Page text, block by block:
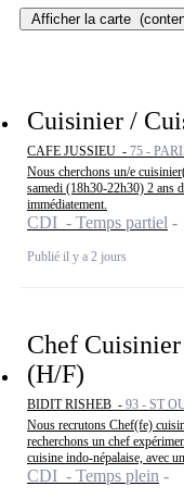
Afficher la carte
Cuisinier /
CAFE JUSSIEU - 75 -
Nous cherchons un/e
samedi (18h30-22h30) 2 ans
immédiatement.
CDI - Temps partiel
Publié il y a 2 jours
Chef
(H/F)
BIDIT RISHEB - 93 - ST
Nous recrutons Chef(fe)
recherchons un chef
cuisine indo-népalaise, avec
CDI - Temps plein